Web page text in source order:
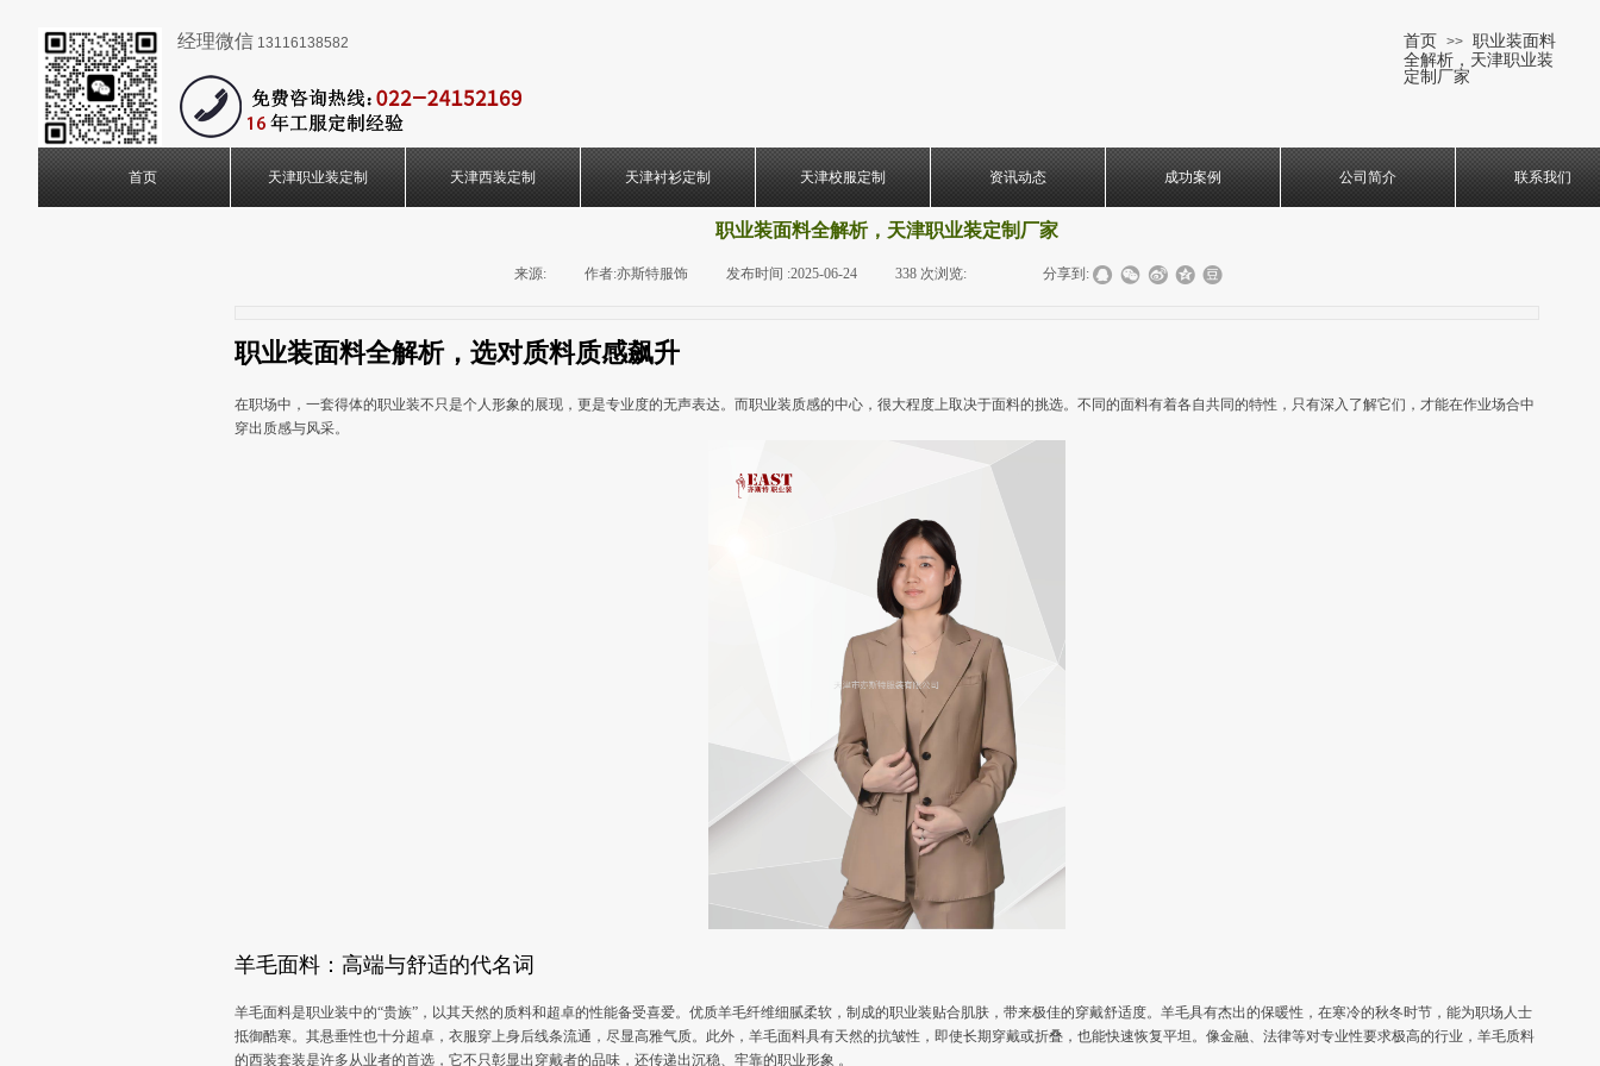
经理微信 13116138582 首页 >> 职业装面料
全解析，天津职业装
定制厂家
首页 天津职业装定制 天津西装定制 天津衬衫定制 天津校服定制 资讯动态 成功案例 公司简介 联系我们
职业装面料全解析，天津职业装定制厂家
来源: 作者:亦斯特服饰 发布时间 :2025-06-24 338 次浏览: 分享到:
职业装面料全解析，选对质料质感飙升
在职场中，一套得体的职业装不只是个人形象的展现，更是专业度的无声表达。而职业装质感的中心，很大程度上取决于面料的挑选。不同的面料有着各自共同的特性，只有深入了解它们，才能在作业场合中
穿出质感与风采。
羊毛面料：高端与舒适的代名词
羊毛面料是职业装中的“贵族”，以其天然的质料和超卓的性能备受喜爱。优质羊毛纤维细腻柔软，制成的职业装贴合肌肤，带来极佳的穿戴舒适度。羊毛具有杰出的保暖性，在寒冷的秋冬时节，能为职场人士
抵御酷寒。其悬垂性也十分超卓，衣服穿上身后线条流通，尽显高雅气质。此外，羊毛面料具有天然的抗皱性，即使长期穿戴或折叠，也能快速恢复平坦。像金融、法律等对专业性要求极高的行业，羊毛质料
的西装套装是许多从业者的首选，它不只彰显出穿戴者的品味，还传递出沉稳、牢靠的职业形象 。